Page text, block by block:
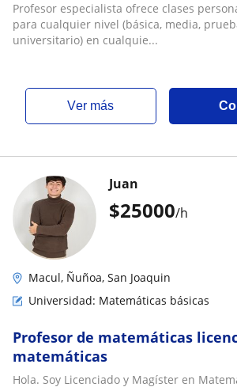
Profesor especialista ofrece clases
para cualquier nivel (básica, media,
universitario) en cualquie...
ver más
$25000/h
Juan
Macul, Ñuñoa, San Joaquin
Universidad: Matemáticas básicas
Profesor de matemáticas
matemáticas
Hola. Soy Licenciado y Magíster en